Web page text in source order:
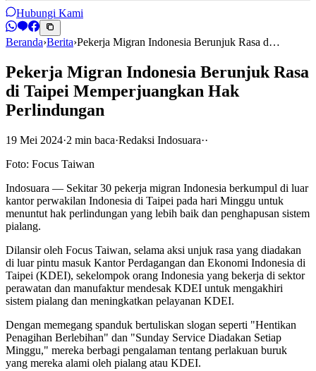
Hubungi Kami
Beranda›Berita›Pekerja Migran Indonesia Berunjuk Rasa d…
Pekerja Migran Indonesia Berunjuk Rasa
di Taipei Memperjuangkan Hak
Perlindungan
19 Mei 2024·2 min baca·Redaksi Indosuara··
Foto: Focus Taiwan
Indosuara — Sekitar 30 pekerja migran Indonesia berkumpul di luar
kantor perwakilan Indonesia di Taipei pada hari Minggu untuk
menuntut hak perlindungan yang lebih baik dan penghapusan sistem
pialang.
Dilansir oleh Focus Taiwan, selama aksi unjuk rasa yang diadakan
di luar pintu masuk Kantor Perdagangan dan Ekonomi Indonesia di
Taipei (KDEI), sekelompok orang Indonesia yang bekerja di sektor
perawatan dan manufaktur mendesak KDEI untuk mengakhiri
sistem pialang dan meningkatkan pelayanan KDEI.
Dengan memegang spanduk bertuliskan slogan seperti "Hentikan
Penagihan Berlebihan" dan "Sunday Service Diadakan Setiap
Minggu," mereka berbagi pengalaman tentang perlakuan buruk
yang mereka alami oleh pialang atau KDEI.